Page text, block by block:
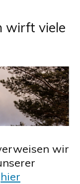
wirft viele
wir
hier